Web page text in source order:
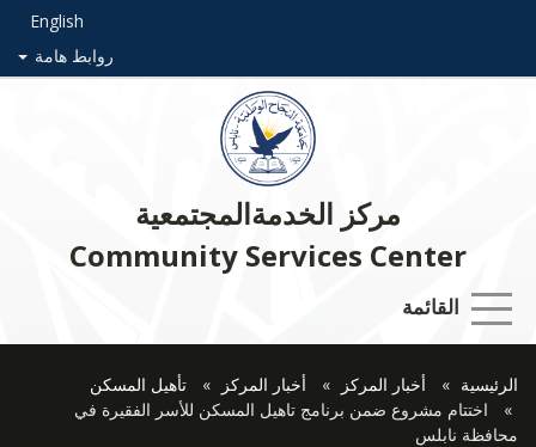
English
روابط هامة
مركز الخدمةالمجتمعية
Community Services Center
القائمة
الرئيسية أخبار المركز أخبار المركز
تأهيل المسكن
اختتام مشروع ضمن برنامج تاهيل المسكن للأسر الفقيرة في
محافظة نابلس